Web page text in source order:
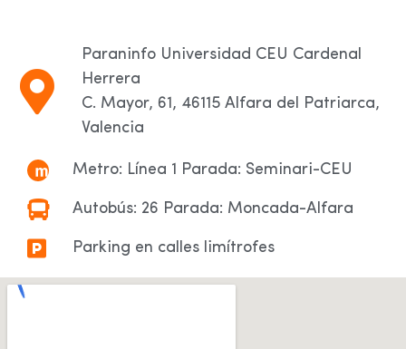
Paraninfo Universidad CEU Cardenal
Herrera
C. Mayor, 61, 46115 Alfara del Patriarca,
Valencia
Metro: Línea 1 Parada: Seminari-CEU
Autobús: 26 Parada: Moncada-Alfara
Parking en calles limítrofes